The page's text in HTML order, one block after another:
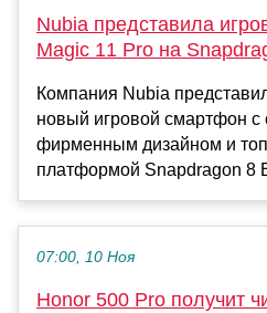
Nubia представила
Magic 11 Pro на
Компания Nubia
новый игровой смартфон
фирменным дизайном и
платформой Snapdragon 8
07:00, 10 Ноя
Honor 500 Pro получит